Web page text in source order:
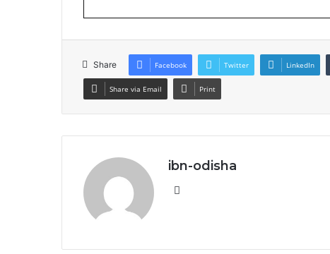
Share Facebook Twitter LinkedIn
Share via Email Print
ibn-odisha
Website